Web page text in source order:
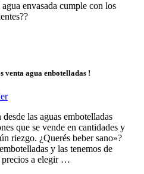
envasada cumple con los
venta agua enbotelladas !
las aguas embotelladas
que se vende en cantidades y
riezgo. ¿Querés beber sano»?
y las tenemos de
precios a elegir …